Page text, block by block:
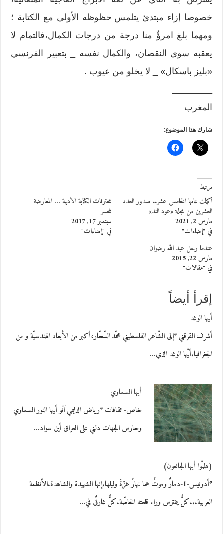
خصوصا إزاء مبتدئ يتلمس حظوظه الأولى مع الكتابة ؛
ومهما بلغ امرؤٌ منا درجة من درجات الكمال،فالتمام لا
يعقبه سوى النقصان، والكمال نفسه _ بتعبير الفرنسي
«بليز باسكال» _ لا يخلو من عيوب .
المغرب
شارك هذا الموضوع:
مرتبط
أكملت عامها الخامس عشر.. صدور العدد
العشرين من مجلة «عود الند»
مارس 2, 2021
في "إضاءات"
محترفات الكتابة الأدبية … المعارضة
تنحسر
سبتمبر 17, 2017
في "إضاءات"
عندما رحل عبد الله رضوان
مارس 22, 2015
في "مقالات"
إقرأ أيضاً
أيها الوغد
أشرف القرقني *إلى الشّاعر الفلسطيني محمّد السّحّار،أكبر من الأبعاد الهندسيّة و من
الجغرافيا.أيّها الوغد الذي…
أيها السماوي
خاص- ثقافات *رياض الدليمي آنو أيها النور السماوي
وحارس الجهات دلني على العراق أين سواد…
(هلمّوا أيها الجائعون)
*أدونيس-1-دمارٌ وموتٌ هما نهارُ غزّةَ وليلها.إنها الشهيدة والشاهدة.الأنظمة
العربية...كلٌّ يتمترس وراء قلعته الخاصّة.كلٌّ غارقٌ في…